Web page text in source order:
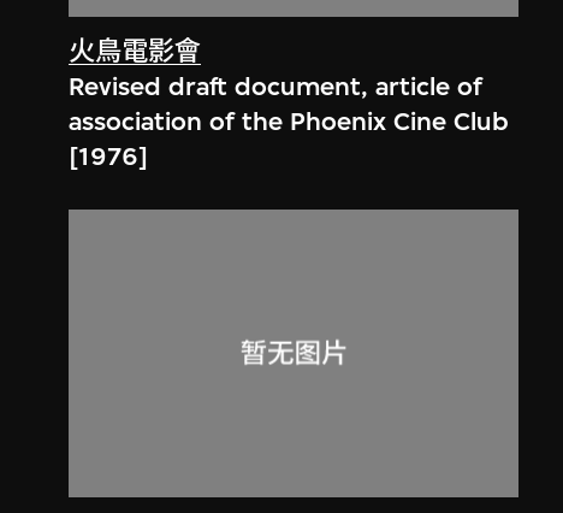
火鳥電影會
Revised draft document, article of
association of the Phoenix Cine Club
[1976]